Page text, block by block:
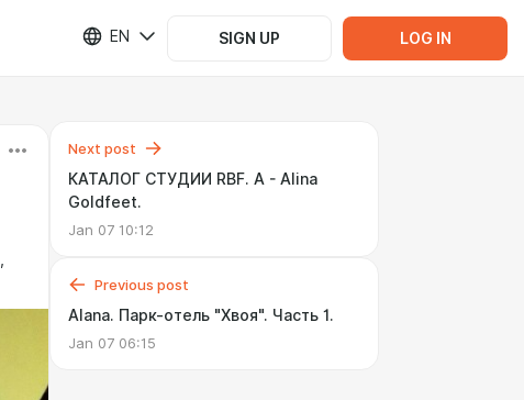
EN SIGN UP LOG IN
Next post
КАТАЛОГ СТУДИИ RBF. А - Alina
Goldfeet.
Jan 07 10:12
Previous post
Alana. Парк-отель "Хвоя". Часть 1.
Jan 07 06:15